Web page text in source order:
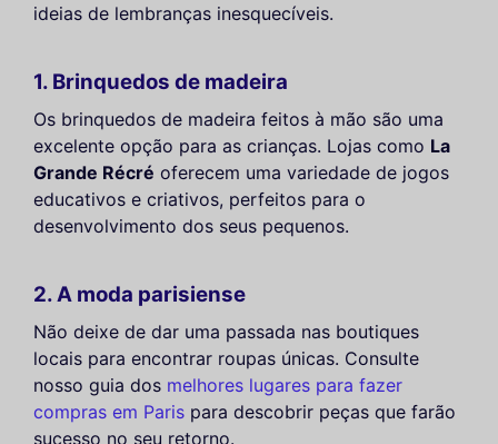
ideias de lembranças inesquecíveis.
1. Brinquedos de madeira
Os brinquedos de madeira feitos à mão são uma
excelente opção para as crianças. Lojas como La
Grande Récré oferecem uma variedade de jogos
educativos e criativos, perfeitos para o
desenvolvimento dos seus pequenos.
2. A moda parisiense
Não deixe de dar uma passada nas boutiques
locais para encontrar roupas únicas. Consulte
nosso guia dos melhores lugares para fazer
compras em Paris para descobrir peças que farão
sucesso no seu retorno.